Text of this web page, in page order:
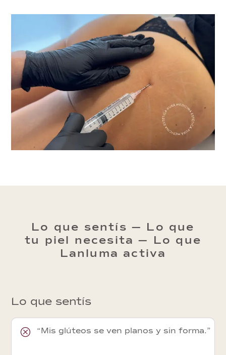
Lo que sentís — Lo que
tu piel necesita — Lo que
Lanluma activa
Lo que sentís
Q “Mis glúteos se ven planos y sin forma.”